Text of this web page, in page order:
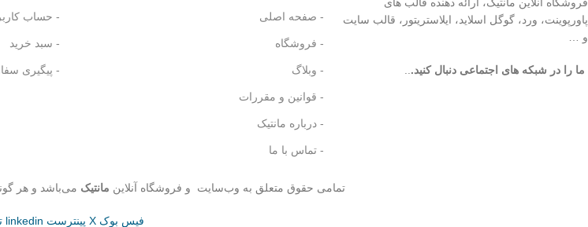
پاورپوینت، ورد، گوگل اسلاید، ایلاستریتور، قالب سایت
و …
ما را در شبکه های اجتماعی دنبال کنید.
- صفحه اصلی
- فروشگاه
- وبلاگ
- قوانین و مقررات
- درباره مانتیک
- تماس با ما
- حساب
- سبد خرید
- پیگیری
تمامی حقوق متعلق به وب‌سایت و فروشگاه‌ آنلاین مانتیک می‌باشد و هر
فیس بوک X پینترست linkedin